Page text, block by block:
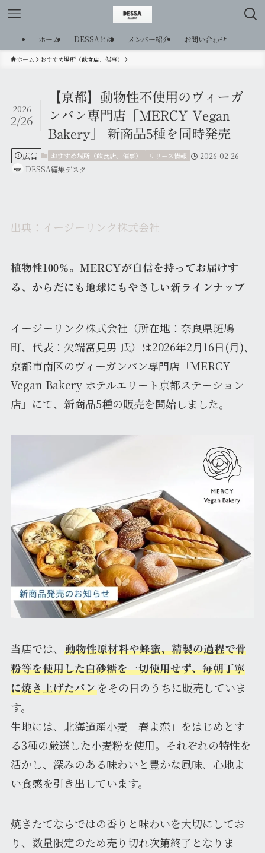
ホーム DESSAとは メンバー紹介 お問い合わせ
ホーム おすすめ場所（飲食店、催事）
【京都】動物性不使用のヴィーガ
ンパン専門店「MERCY Vegan
Bakery」 新商品5種を同時発売
2026
2/26
広告 おすすめ場所（飲食店、催事） リリース情報
2026-02-26
DESSA編集デスク
出典：イージーリンク株式会社
植物性100％。MERCYが自信を持ってお届けす
る、からだにも地球にもやさしい新ラインナップ
イージーリンク株式会社（所在地：奈良県斑鳩
町、代表：欠端富見男 氏）は2026年2月16日(月)、
京都市南区のヴィーガンパン専門店「MERCY
Vegan Bakery ホテルエリート京都ステーション
店」にて、新商品5種の販売を開始しました。
当店では、
動物性原材料や蜂蜜、精製の過程で骨
粉等を使用した白砂糖を一切使用せず、毎朝丁寧
に焼き上げたパンをその日のうちに販売していま
す。
生地には、北海道産小麦「春よ恋」をはじめとす
る3種の厳選した小麦粉を使用。それぞれの特性を
活かし、深みのある味わいと豊かな風味、心地よ
い食感を引き出しています。
焼きたてならではの香りと味わいを大切にしてお
り、数量限定のため売り切れ次第終了となりま